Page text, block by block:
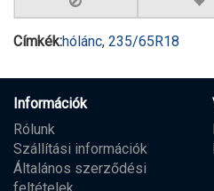
Címkék:hólánc, 235/65R18
Információk
Rólunk
Szállítási információk
Általános szerződési